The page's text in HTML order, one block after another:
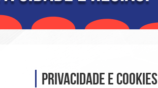
Privacidade e Cookies